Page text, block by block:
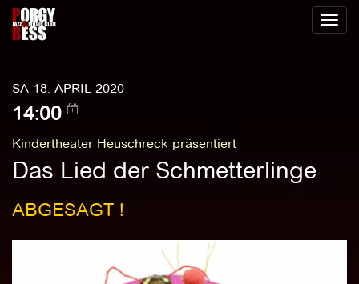
Toggle
SA 18. APRIL 2020
14:00
Kindertheater Heuschreck präsentiert
Das Lied der Schmetterlinge
ABGESAGT !